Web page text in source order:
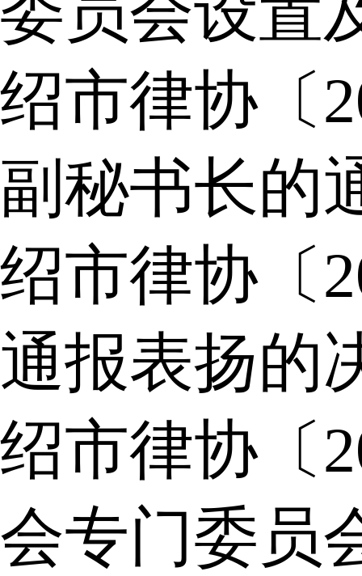
绍市律协〔
副秘书长的
绍市律协〔
通报表扬的
绍市律协〔
会专门委员